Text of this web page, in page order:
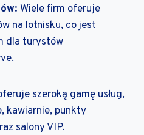
Wiele firm oferuje
na lotnisku, co jest
dla turystów
szeroką gamę usług,
kawiarnie, punkty
salony VIP.